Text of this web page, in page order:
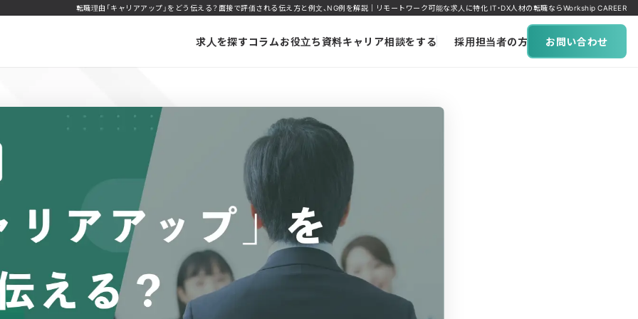
転職理由「キャリアアップ」をどう伝える？面接で評価される伝え方と例文、NG例を解説｜リモートワーク可能な求人に特化 IT・DX人材の転職ならWorkship CAREER
求人を探すコラムお役立ち資料キャリア相談をする 採用担当者の方へ お問い合わせ